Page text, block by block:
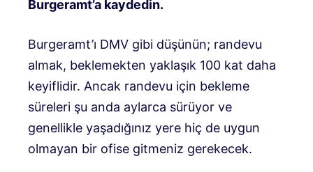
Burgeramt’a kaydedin.
Burgeramt’ı DMV gibi düşünün; randevu
almak, beklemekten yaklaşık 100 kat daha
keyiflidir. Ancak randevu için bekleme
süreleri şu anda aylarca sürüyor ve
genellikle yaşadığınız yere hiç de uygun
olmayan bir ofise gitmeniz gerekecek.